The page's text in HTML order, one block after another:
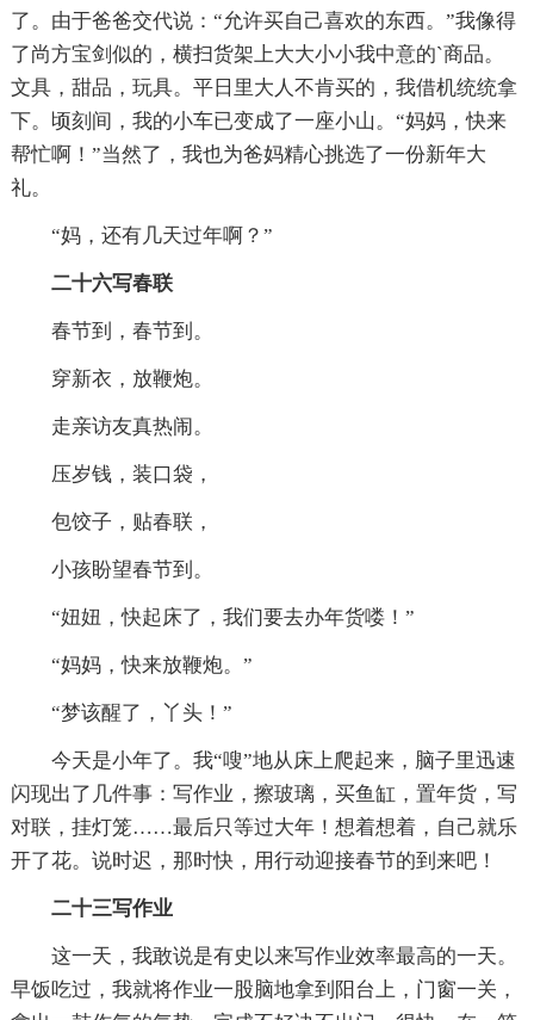
了。由于爸爸交代说：“允许买自己喜欢的东西。”我像得
了尚方宝剑似的，横扫货架上大大小小我中意的`商品。
文具，甜品，玩具。平日里大人不肯买的，我借机统统拿
下。顷刻间，我的小车已变成了一座小山。“妈妈，快来
帮忙啊！”当然了，我也为爸妈精心挑选了一份新年大
礼。
“妈，还有几天过年啊？”
二十六写春联
春节到，春节到。
穿新衣，放鞭炮。
走亲访友真热闹。
压岁钱，装口袋，
包饺子，贴春联，
小孩盼望春节到。
“妞妞，快起床了，我们要去办年货喽！”
“妈妈，快来放鞭炮。”
“梦该醒了，丫头！”
今天是小年了。我“嗖”地从床上爬起来，脑子里迅速
闪现出了几件事：写作业，擦玻璃，买鱼缸，置年货，写
对联，挂灯笼……最后只等过大年！想着想着，自己就乐
开了花。说时迟，那时快，用行动迎接春节的到来吧！
二十三写作业
这一天，我敢说是有史以来写作业效率最高的一天。
早饭吃过，我就将作业一股脑地拿到阳台上，门窗一关，